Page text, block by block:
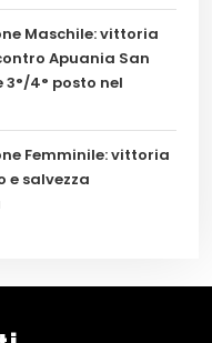
Maschile: vittoria
Apuania San
4° posto nel
Femminile: vittoria
e salvezza